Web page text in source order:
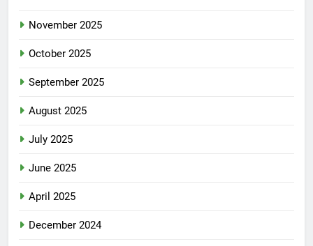
November 2025
October 2025
September 2025
August 2025
July 2025
June 2025
April 2025
December 2024